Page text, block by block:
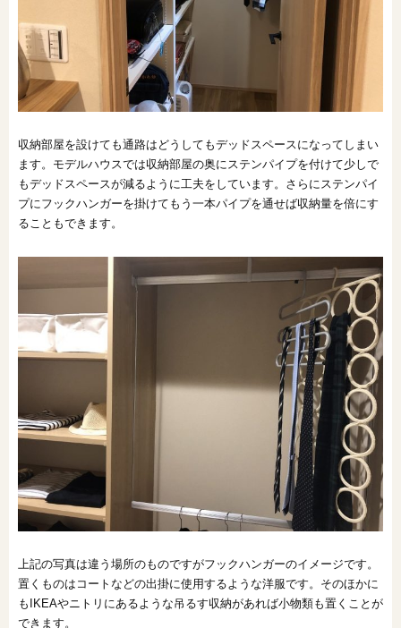
収納部屋を設けても通路はどうしてもデッドスペースになってしまい
ます。モデルハウスでは収納部屋の奥にステンパイプを付けて少しで
もデッドスペースが減るように工夫をしています。さらにステンパイ
プにフックハンガーを掛けてもう一本パイプを通せば収納量を倍にす
ることもできます。
上記の写真は違う場所のものですがフックハンガーのイメージです。
置くものはコートなどの出掛に使用するような洋服です。そのほかに
もIKEAやニトリにあるような吊るす収納があれば小物類も置くことが
できます。